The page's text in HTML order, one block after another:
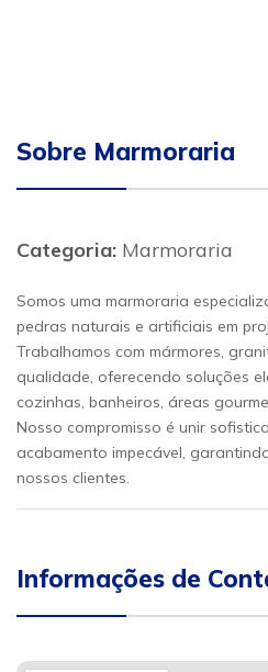
Sobre Marmoraria
Categoria: Marmoraria
Somos uma marmoraria
pedras naturais e artificiais em
Trabalhamos com mármores,
qualidade, oferecendo soluções
cozinhas, banheiros, áreas
Nosso compromisso é unir
acabamento impecável,
nossos clientes.
Informações de